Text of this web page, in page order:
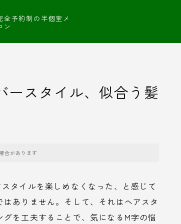
全予約制の半個室メ
ン
ースタイル、似合う髪
合があります
タイルを楽しめなくなった、と感じて
ありません。そして、それはヘアスタ
を工夫することで、気になるM字の悩